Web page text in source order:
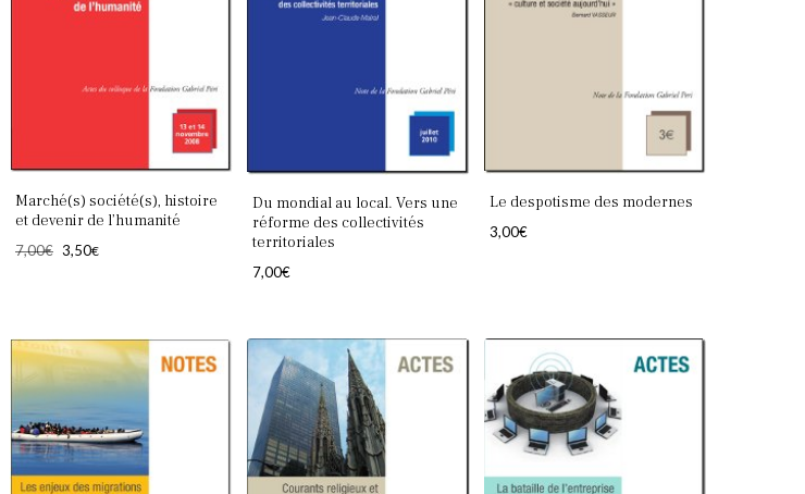
Marché(s) société(s), histoire
et devenir de l’humanité
7,00€ Le
7,00€.
3,50€Le
3,50€.
Du mondial au local. Vers une
réforme des collectivités
territoriales
7,00€
Le despotisme des modernes
3,00€